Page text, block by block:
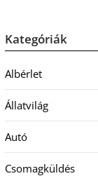
Kategóriák
Albérlet
Állatvilág
Autó
Csomagküldés